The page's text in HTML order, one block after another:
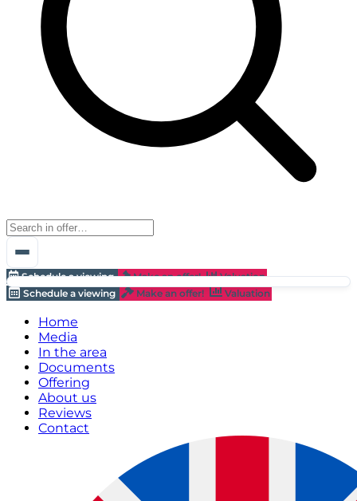
Schedule a viewing Make an offer!
Valuation
Schedule a viewing
Make an offer! Valuation
Home
Media
In the area
Documents
Offering
About us
Reviews
Contact